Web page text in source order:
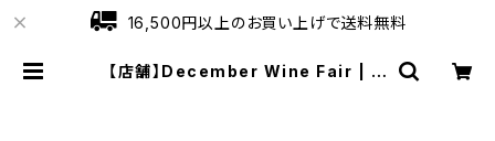
16,500円以上のお買い上げで送料無料
【店舗】December Wine Fair | ワ